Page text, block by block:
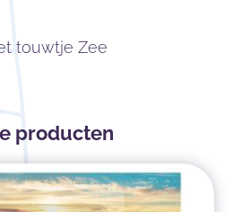
touwtje Zee
producten